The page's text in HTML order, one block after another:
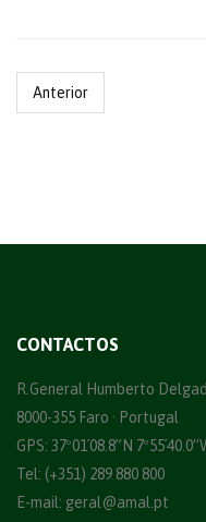
Anterior
CONTACTOS
R.General Humberto
8000-355 Faro · Portugal
GPS: 37º01´08.8”N
Tel: (+351) 289 880 800
E-mail: geral@amal.pt